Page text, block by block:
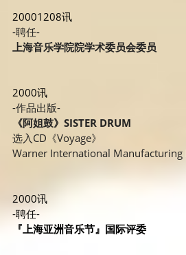
20001208讯
-聘任-
上海音乐学院院学术委员会委员
2000讯
-作品出版-
《阿姐鼓》SISTER DRUM
选入CD《Voyage》
Warner International Manufacturing
2000讯
-聘任-
『上海亚洲音乐节』国际评委